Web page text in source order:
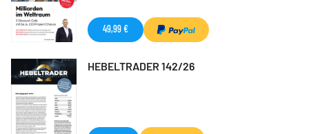
49,99 €
HEBELTRADER 142/26